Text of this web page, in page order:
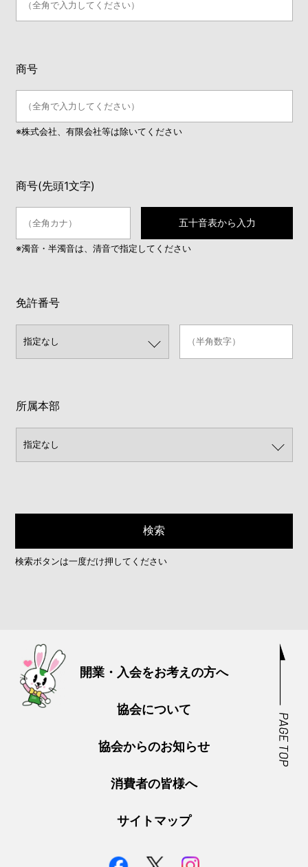
商号
※株式会社、有限会社等は除いてください
商号(先頭1文字)
五十音表から入力
※濁音・半濁音は、清音で指定してください
免許番号
所属本部
検索ボタンは一度だけ押してください
開業・入会をお考えの方へ
協会について
協会からのお知らせ
消費者の皆様へ
サイトマップ